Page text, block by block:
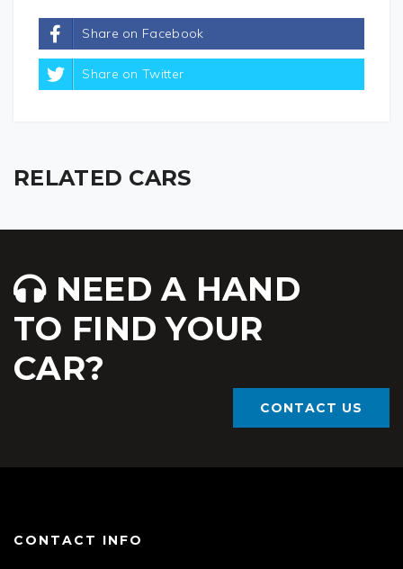
Share on Facebook
Share on Twitter
RELATED CARS
NEED A HAND
TO FIND YOUR
CAR?
CONTACT US
CONTACT INFO